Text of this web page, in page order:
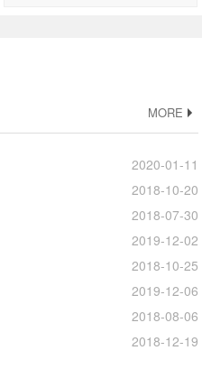
MORE
2020-01-11
2018-10-20
2018-07-30
2019-12-02
2018-10-25
2019-12-06
2018-08-06
2018-12-19